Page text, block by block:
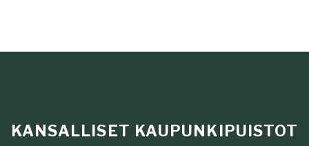
KANSALLISET KAUPUNKIPUISTOT